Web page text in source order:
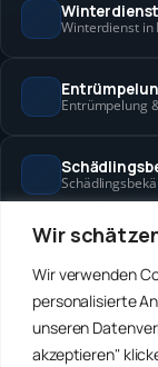
Wir
Wir verwenden
personalisierte
unseren
akzeptieren"
Winterdienst in
Entrümpelung
Hanse
Winterdienst in